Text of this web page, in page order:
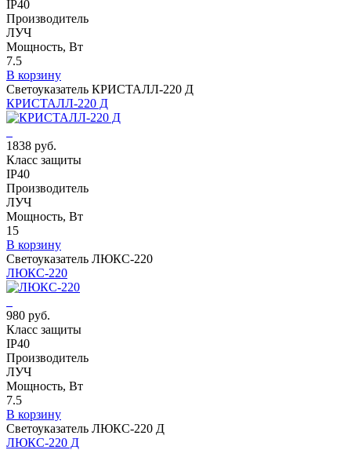
IP40
Производитель
ЛУЧ
Мощность, Вт
7.5
В корзину
Светоуказатель КРИСТАЛЛ-220 Д
КРИСТАЛЛ-220 Д
1838 руб.
Класс защиты
IP40
Производитель
ЛУЧ
Мощность, Вт
15
В корзину
Светоуказатель ЛЮКС-220
ЛЮКС-220
980 руб.
Класс защиты
IP40
Производитель
ЛУЧ
Мощность, Вт
7.5
В корзину
Светоуказатель ЛЮКС-220 Д
ЛЮКС-220 Д